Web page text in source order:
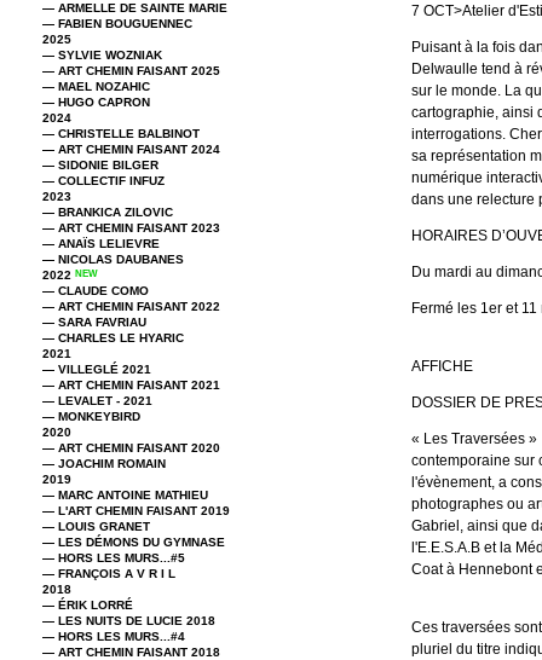
— ARMELLE DE SAINTE MARIE
— FABIEN BOUGUENNEC
2025
— SYLVIE WOZNIAK
— ART CHEMIN FAISANT 2025
— MAEL NOZAHIC
— HUGO CAPRON
2024
— CHRISTELLE BALBINOT
— ART CHEMIN FAISANT 2024
— SIDONIE BILGER
— COLLECTIF INFUZ
2023
— BRANKICA ZILOVIC
— ART CHEMIN FAISANT 2023
— ANAÏS LELIEVRE
— NICOLAS DAUBANES
2022 NEW
— CLAUDE COMO
— ART CHEMIN FAISANT 2022
— SARA FAVRIAU
— CHARLES LE HYARIC
2021
— VILLEGLÉ 2021
— ART CHEMIN FAISANT 2021
— LEVALET - 2021
— MONKEYBIRD
2020
— ART CHEMIN FAISANT 2020
— JOACHIM ROMAIN
2019
— MARC ANTOINE MATHIEU
— L'ART CHEMIN FAISANT 2019
— LOUIS GRANET
— LES DÉMONS DU GYMNASE
— HORS LES MURS...#5
— FRANÇOIS A V R I L
2018
— ÉRIK LORRÉ
— LES NUITS DE LUCIE 2018
— HORS LES MURS...#4
— ART CHEMIN FAISANT 2018
7 OCT>Atelier
Puisant à la fois
Delwaulle tend à
sur le monde. La
cartographie, ainsi
interrogations.
sa représentation
numérique
dans une relecture
HORAIRES
Du mardi au
Fermé les 1er et
AFFICHE
DOSSIER DE
« Les Traversées
contemporaine sur
l'évènement, a
photographes ou
Gabriel, ainsi que
l'E.E.S.A.B et la
Coat à Hennebont
Ces traversées
pluriel du titre